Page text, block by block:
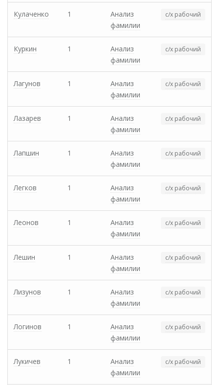
Кулаченко 1
Анализ
фамилии
с/х рабочий
Куркин 1
Анализ
фамилии
с/х рабочий
Лагунов 1
Анализ
фамилии
с/х рабочий
Лазарев 1
Анализ
фамилии
с/х рабочий
Лапшин 1
Анализ
фамилии
с/х рабочий
Легков 1
Анализ
фамилии
с/х рабочий
Леонов 1
Анализ
фамилии
с/х рабочий
Лешин 1
Анализ
фамилии
с/х рабочий
Лизунов 1
Анализ
фамилии
с/х рабочий
Логинов 1
Анализ
фамилии
с/х рабочий
Лукичев 1
Анализ
фамилии
с/х рабочий